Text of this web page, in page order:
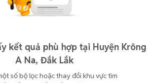
kết quả phù hợp tại Huyện Krông
A Na, Đắk Lắk
số bộ lọc hoặc thay đổi khu vực tìm